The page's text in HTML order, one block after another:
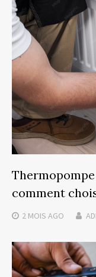
comment
2 MOIS AGO